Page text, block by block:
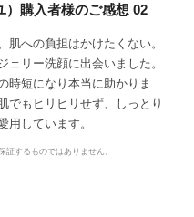
購入者様のご感想 02
への負担はかけたくない。
ェリー洗顔に出会いました。
時短になり本当に助かりま
でもヒリヒリせず、しっとり
用しています。
するものではありません。